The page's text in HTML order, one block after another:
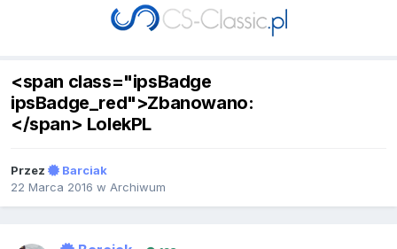
<span class="ipsBadge
ipsBadge_red">Zbanowano:
</span> LolekPL
Przez
Barciak
22 Marca 2016 w Archiwum